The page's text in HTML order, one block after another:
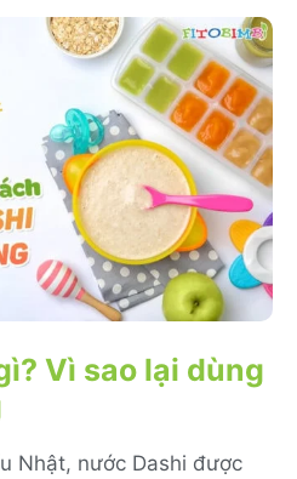
Vì sao lại dùng
Nhật, nước Dashi được